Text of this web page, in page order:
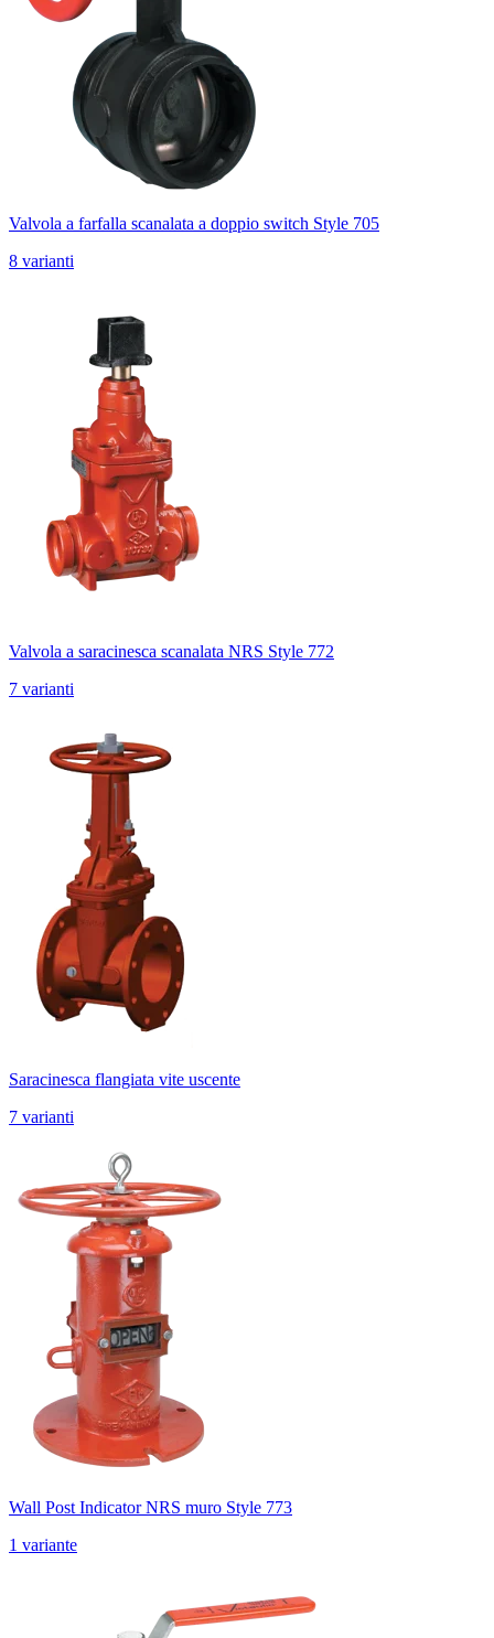
Valvola a farfalla scanalata a doppio switch Style 705
8 varianti
Valvola a saracinesca scanalata NRS Style 772
7 varianti
Saracinesca flangiata vite uscente
7 varianti
Wall Post Indicator NRS muro Style 773
1 variante